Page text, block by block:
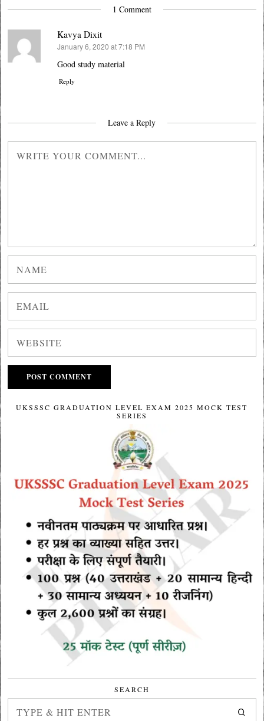
1 Comment
Kavya Dixit
says:
January 6, 2020 at 7:18 PM
Good study material
Reply
Leave a Reply
UKSSSC GRADUATION LEVEL EXAM 2025 MOCK TEST
SERIES
SEARCH